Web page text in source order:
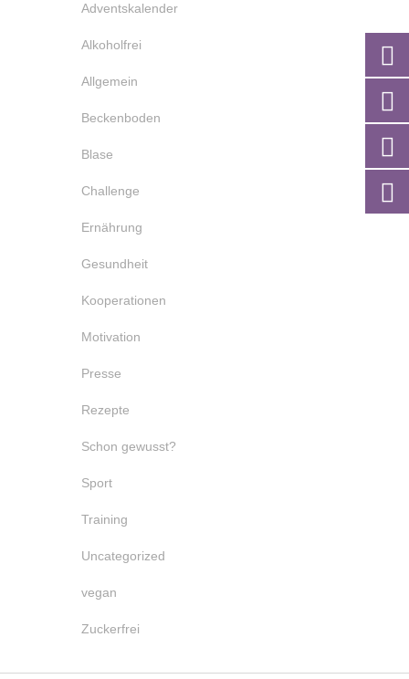
Adventskalender
Alkoholfrei
Allgemein
Beckenboden
Blase
Challenge
Ernährung
Gesundheit
Kooperationen
Motivation
Presse
Rezepte
Schon gewusst?
Sport
Training
Uncategorized
vegan
Zuckerfrei